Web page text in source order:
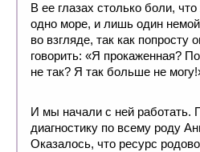
В ее глазах столько боли,
одно море, и лишь один
во взгляде, так как попросту
говорить: «Я прокаженная?
не так? Я так больше не
И мы начали с ней работать.
диагностику по всему роду
Оказалось, что ресурс